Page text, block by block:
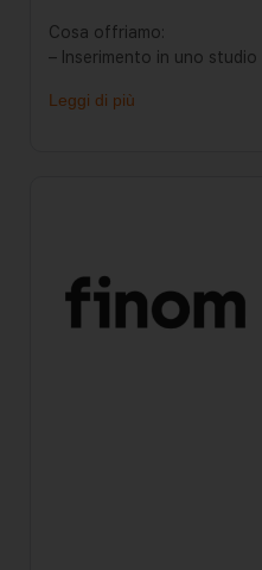
Cosa offriamo:
– Inserimento in uno
Leggi di più